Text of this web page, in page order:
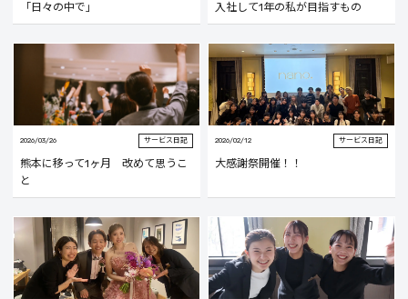
「日々の中で」 入社して1年の私が目指すもの
2026/03/26 サービス日記
熊本に移って1ヶ月 改めて思うこ
と
2026/02/12 サービス日記
大感謝祭開催！！